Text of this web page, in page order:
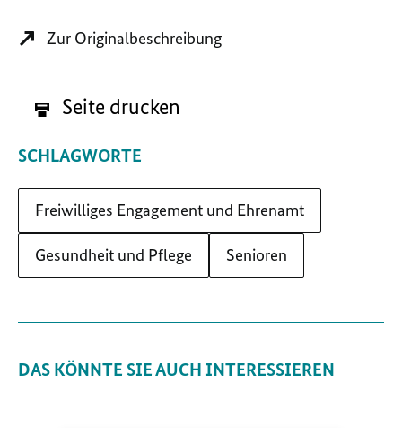
Zur Originalbeschreibung
Seite drucken
SCHLAGWORTE
Freiwilliges Engagement und Ehrenamt
Gesundheit und Pflege Senioren
DAS KÖNNTE SIE AUCH INTERESSIEREN